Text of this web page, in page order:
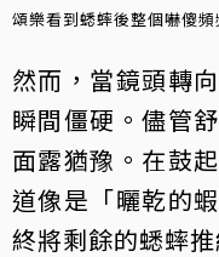
頌樂看到蟋蟀後整個嚇傻
然而，當鏡頭轉
瞬間僵硬。儘管
面露猶豫。在鼓
道像是「曬乾的
終將剩餘的蟋蟀